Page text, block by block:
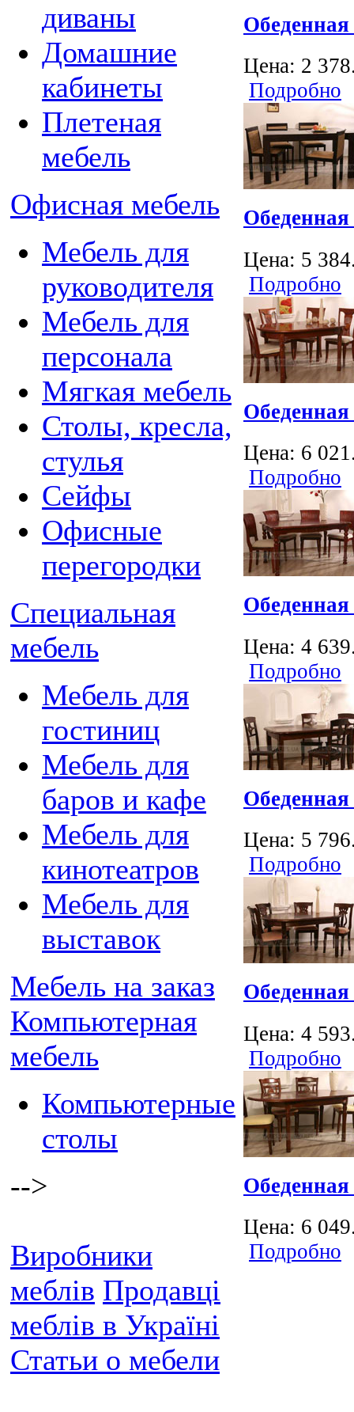
диваны
Домашние
кабинеты
Плетеная
мебель
Офисная мебель
Мебель для
руководителя
Мебель для
персонала
Мягкая мебель
Столы, кресла,
стулья
Сейфы
Офисные
перегородки
Специальная
мебель
Мебель для
гостиниц
Мебель для
баров и кафе
Мебель для
кинотеатров
Мебель для
выставок
Мебель на заказ
Компьютерная
мебель
Компьютерные
столы
-->
Виробники
меблів Продавці
меблів в Україні
Статьи о мебели
Цена: 2
Подробно
Цена: 5
Подробно
Цена: 6
Подробно
Цена: 4
Подробно
Цена: 5
Подробно
Цена: 4
Подробно
Цена: 6
Подробно